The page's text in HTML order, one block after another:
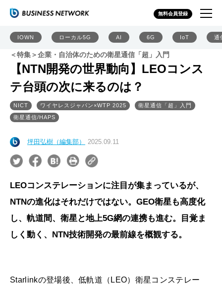
無料会員登録
IOWN ローカル5G AI 6G IoT 通
＜特集＞企業・自治体のための衛星通信「超」入門
【NTN開発の世界動向】LEOコンス
テ台頭の次に来るのは？
NICT ワイヤレスジャパン×WTP 2025
衛星通信「超」入門
衛星通信/HAPS
坪田弘樹（編集部） 2025.09.11
LEOコンステレーションに注目が集まっているが、
NTNの進化はそれだけではない。GEO衛星も高度化
し、軌道間、衛星と地上5G網の連携も進む。目覚ま
しく動く、NTN技術開発の最前線を概観する。
Starlinkの登場後、低軌道（LEO）衛星コンステレー